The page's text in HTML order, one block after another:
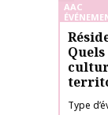
AAC
Type